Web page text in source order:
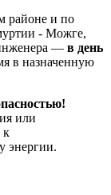
районе и по
- Можге,
— в день
в назначенную
или
к
энергии.